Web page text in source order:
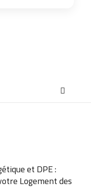
Logement des
en 2026
Électricité et